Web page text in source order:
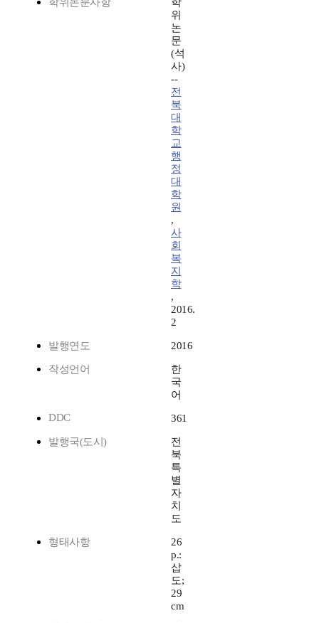
학위논문사항
학
위
논
문
(석
사)
--
전
북
대
학
교
행
정
대
학
원
,
사
회
복
지
학
,
2016.
2
발행연도 2016
작성언어
한
국
어
DDC
361
발행국(도시)
전
북
특
별
자
치
도
형태사항
26
p.:
삽
도;
29
cm